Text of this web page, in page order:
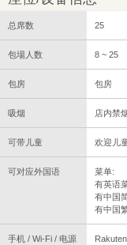
总席数 25
包場人数 8 ~ 25
包房 包房
吸烟 店内禁
可带儿童 欢迎儿
可对应外国语
菜单:
有英语
有中国
有中国
手机 / Wi-Fi / 电源